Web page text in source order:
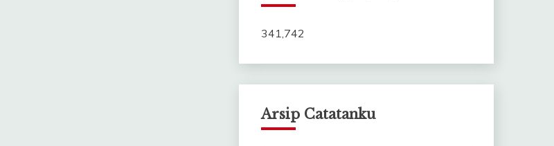
341,742
Arsip Catatanku